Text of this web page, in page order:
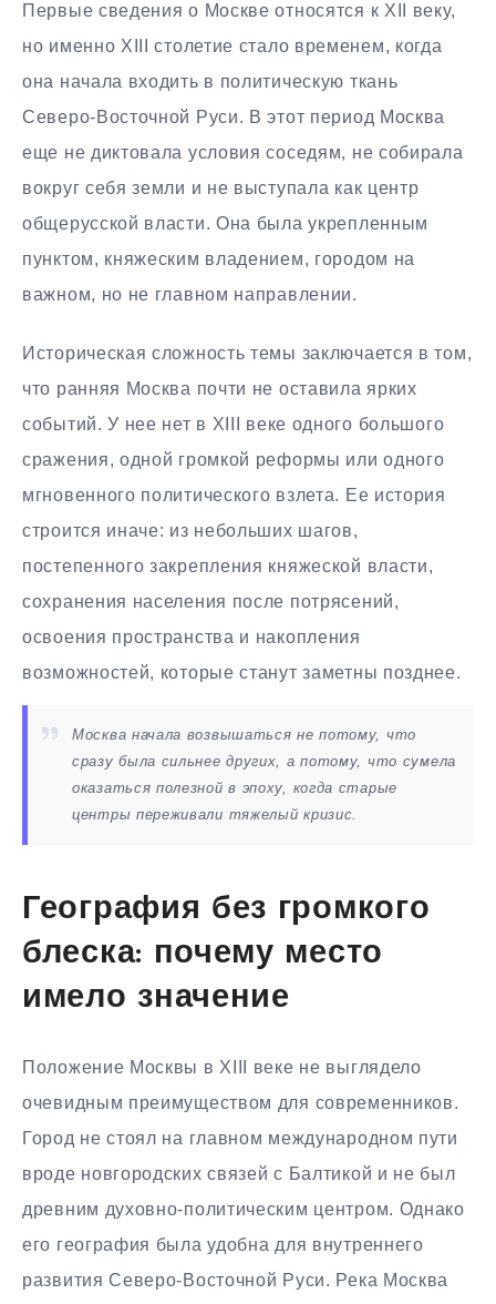
Первые сведения о Москве относятся к XII веку,
но именно XIII столетие стало временем, когда
она начала входить в политическую ткань
Северо-Восточной Руси. В этот период Москва
еще не диктовала условия соседям, не собирала
вокруг себя земли и не выступала как центр
общерусской власти. Она была укрепленным
пунктом, княжеским владением, городом на
важном, но не главном направлении.
Историческая сложность темы заключается в том,
что ранняя Москва почти не оставила ярких
событий. У нее нет в XIII веке одного большого
сражения, одной громкой реформы или одного
мгновенного политического взлета. Ее история
строится иначе: из небольших шагов,
постепенного закрепления княжеской власти,
сохранения населения после потрясений,
освоения пространства и накопления
возможностей, которые станут заметны позднее.
Москва начала возвышаться не потому, что
сразу была сильнее других, а потому, что сумела
оказаться полезной в эпоху, когда старые
центры переживали тяжелый кризис.
География без громкого
блеска: почему место
имело значение
Положение Москвы в XIII веке не выглядело
очевидным преимуществом для современников.
Город не стоял на главном международном пути
вроде новгородских связей с Балтикой и не был
древним духовно-политическим центром. Однако
его география была удобна для внутреннего
развития Северо-Восточной Руси. Река Москва